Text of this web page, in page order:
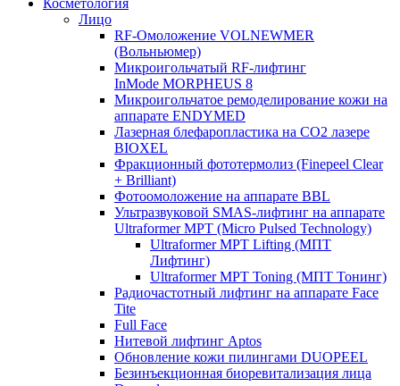
Косметология
Лицо
RF-Омоложение VOLNEWMER
(Вольньюмер)
Микроигольчатый RF-лифтинг
InMode MORPHEUS 8
Микроигольчатое ремоделирование кожи на
аппарате ENDYMED
Лазерная блефаропластика на CO2 лазере
BIOXEL
Фракционный фототермолиз (Finepeel Clear
+ Brilliant)
Фотоомоложение на аппарате BBL
Ультразвуковой SMAS-лифтинг на аппарате
Ultraformer MPT (Micro Pulsed Technology)
Ultraformer MPT Lifting (МПТ
Лифтинг)
Ultraformer MPT Toning (МПТ Тонинг)
Радиочастотный лифтинг на аппарате Face
Tite
Full Face
Нитевой лифтинг Aptos
Обновление кожи пилингами DUOPEEL
Безинъекционная биоревитализация лица